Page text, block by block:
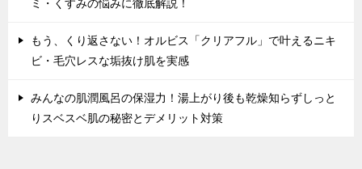
ミ・くすみの悩みに徹底解説！
もう、くり返さない！オルビス「クリアフル」で叶えるニキ
ビ・毛穴レスな垢抜け肌を実感
みんなの肌潤風呂の保湿力！湯上がり後も乾燥知らずしっと
りスベスベ肌の秘密とデメリット対策